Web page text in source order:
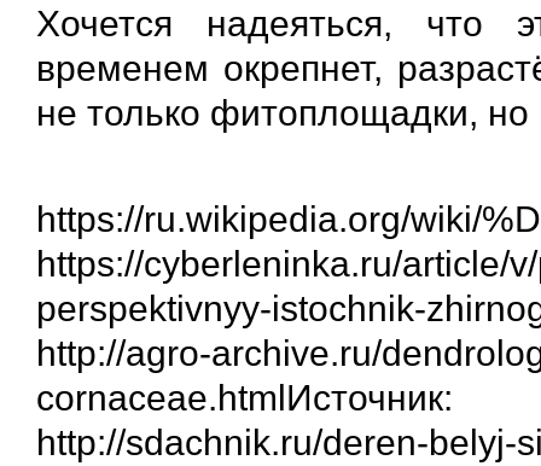
Хочется надеяться, что
временем окрепнет,
не только фитоплощадки,
https://ru.wikipedia.org/wiki/
https://cyberleninka.ru/article/
perspektivnyy-istochnik-
http://agro-archive.ru/
cornaceae.htmlИсточник:
http://sdachnik.ru/deren-belyj-